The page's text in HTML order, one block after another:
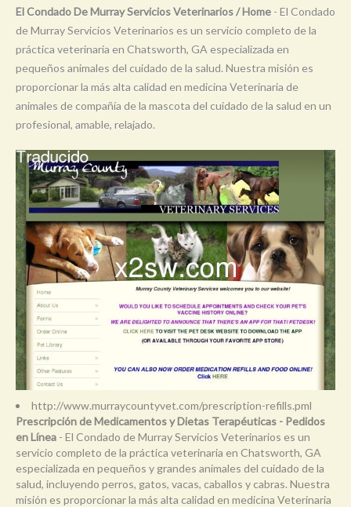
El Condado De Murray Servicios Veterinarios / Home - El Condado
de Murray Servicios Veterinarios es un servicio completo de la
práctica veterinaria en Chatsworth, GA especializada en
pequeños animales del cuidado de la salud. Nuestra misión es
proporcionar la más alta calidad en medicina Veterinaria de
animales de compañía de la mascota del cuidado de la salud en un
profesional, amable, relajado.
http://www.murraycountyvet.com/prescription-refills.pml
Prescripción de Medicamentos y Dietas Terapéuticas - Pedidos
en Línea - El Condado de Murray Servicios Veterinarios es un
servicio completo de la práctica veterinaria en Chatsworth, GA
especializada en pequeños y grandes animales del cuidado de la
salud, incluyendo perros, gatos, vacas, caballos y cabras. Nuestra
misión es proporcionar la más alta calidad en medicina Veterinaria